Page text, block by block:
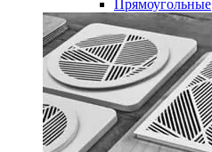
Прямоугольные